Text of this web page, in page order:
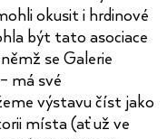
okusit i hrdinové
být tato asociace
se Galerie
má své
výstavu číst jako
místa (ať už ve